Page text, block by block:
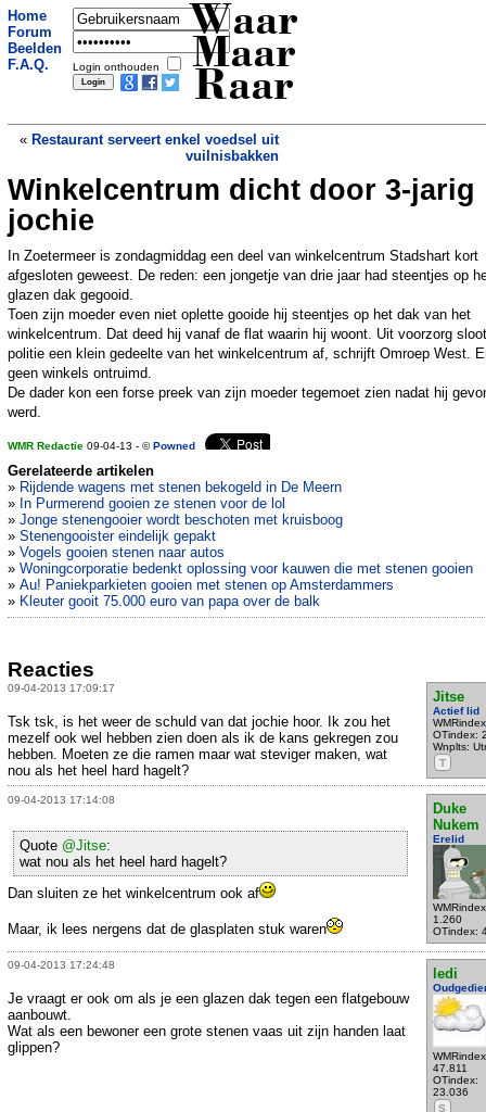
Home
Forum
Beelden
F.A.Q.
Login onthouden
Waar
Maar
Raar
« Restaurant serveert enkel voedsel uit
vuilnisbakken
Kameel Hollande opgegeten
Winkelcentrum dicht door 3-jarig
jochie
In Zoetermeer is zondagmiddag een deel van winkelcentrum Stadshart kort
afgesloten geweest. De reden: een jongetje van drie jaar had steentjes op
glazen dak gegooid.
Toen zijn moeder even niet oplette gooide hij steentjes op het dak van het
winkelcentrum. Dat deed hij vanaf de flat waarin hij woont. Uit voorzorg
politie een klein gedeelte van het winkelcentrum af, schrijft Omroep West.
geen winkels ontruimd.
De dader kon een forse preek van zijn moeder tegemoet zien nadat hij
werd.
WMR Redactie 09-04-13 - ©Powned
Gerelateerde artikelen
» Rijdende wagens met stenen bekogeld in De Meern
» In Purmerend gooien ze stenen voor de lol
» Jonge stenengooier wordt beschoten met kruisboog
» Stenengooister eindelijk gepakt
» Vogels gooien stenen naar autos
» Woningcorporatie bedenkt oplossing voor kauwen die met stenen gooien
» Au! Paniekparkieten gooien met stenen op Amsterdammers
» Kleuter gooit 75.000 euro van papa over de balk
Reacties
09-04-2013 17:09:17
Jitse
Actief lid
OTindex:
Wnplts:
T
Tsk tsk, is het weer de schuld van dat jochie hoor. Ik zou het
mezelf ook wel hebben zien doen als ik de kans gekregen zou
hebben. Moeten ze die ramen maar wat steviger maken, wat
nou als het heel hard hagelt?
09-04-2013 17:14:08
Duke
Nukem
Erelid
1.260
OTindex:
Quote @Jitse:
wat nou als het heel hard hagelt?
Dan sluiten ze het winkelcentrum ook af
Maar, ik lees nergens dat de glasplaten stuk waren
09-04-2013 17:24:48
ledi
47.811
OTindex:
23.036
S
Je vraagt er ook om als je een glazen dak tegen een flatgebouw
aanbouwt.
Wat als een bewoner een grote stenen vaas uit zijn handen laat
glippen?